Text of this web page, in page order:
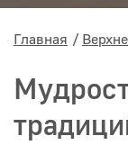
Главная